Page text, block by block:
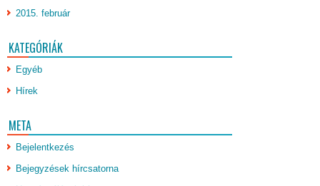
2015. február
KATEGÓRIÁK
Egyéb
Hírek
META
Bejelentkezés
Bejegyzések hírcsatorna